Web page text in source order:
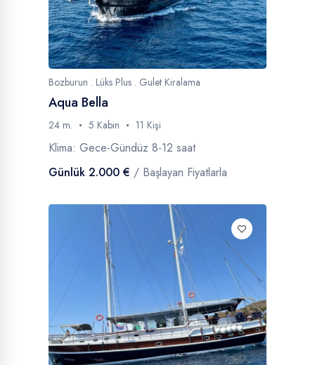
Bozburun . Lüks Plus . Gulet Kiralama
Aqua Bella
24 m. 5 Kabin 11 Kişi
Klima: Gece-Gündüz 8-12 saat
Günlük 2.000 € / Başlayan Fiyatlarla